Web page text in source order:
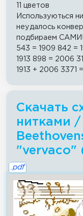
11 цветов
Используються
неудалось
подбираем
543 = 1909 842 =
1913 898 = 2006
1913 + 2006 3371
Скачать
нитками /
"vervaco"
.pdf